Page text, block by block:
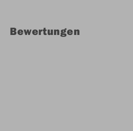
Bewertungen